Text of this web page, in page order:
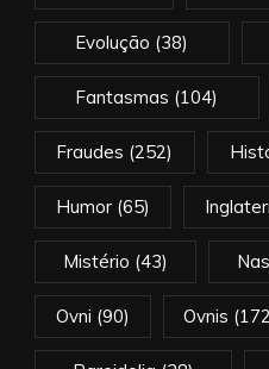
Evolução (38)
Fantasmas (104)
Fraudes (252)
Humor(65)
Mistério (43)
Ovni (90) Ovnis